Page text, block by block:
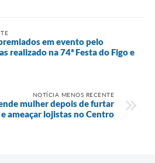
em evento pelo
realizado na 74ª Festa do Figo e
NOTÍCIA MENOS RECENTE
mulher depois de furtar
ameaçar lojistas no Centro